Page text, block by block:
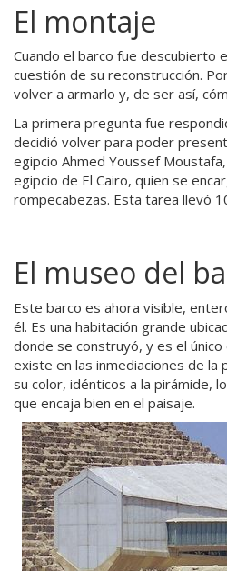
El montaje
Cuando el barco fue descubierto
cuestión de su reconstrucción.
volver a armarlo y, de ser así,
La primera pregunta fue
decidió volver para poder
egipcio Ahmed Youssef
egipcio de El Cairo, quien se
rompecabezas. Esta tarea llevó
El museo del
Este barco es ahora visible,
él. Es una habitación grande
donde se construyó, y es el
existe en las inmediaciones de la
su color, idénticos a la pirámide,
que encaja bien en el paisaje.